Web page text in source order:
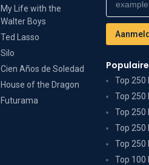
My Life with the
Walter Boys
Ted Lasso
Silo
Cien Años de Soledad
House of the Dragon
Futurama
Top 250
Top 250
Top 250
Top 250
Top 250
Top 100